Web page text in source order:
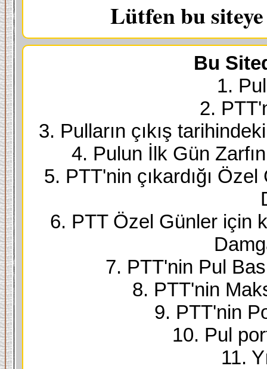
Lütfen bu
Bu
1.
2.
3. Pulların çıkış
4. Pulun İlk Gün
5. PTT'nin çıkardığı
6. PTT Özel Günler için
7. PTT'nin Pul
8. PTT'nin
9. PTT'nin
10. Pul
11.